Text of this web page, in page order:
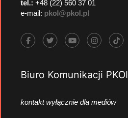
tel.: +48 (22) 560 37 01
e-mail: pkol@pkol.pl
Biuro Komunikacji PKOl
kontakt wyłącznie dla mediów